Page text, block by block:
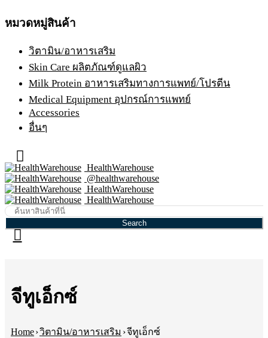
หมวดหมู่สินค้า
วิตามิน/อาหารเสริม
Skin Care ผลิตภัณฑ์ดูแลผิว
Milk Protein อาหารเสริมทางการแพทย์/โปรตีน
Medical Equipment อุปกรณ์การแพทย์
Accessories
อื่นๆ
HealthWarehouse
@healthwarehouse
HealthWarehouse
HealthWarehouse
จีทูเอ็กซ์
Home›วิตามิน/อาหารเสริม ›จีทูเอ็กซ์